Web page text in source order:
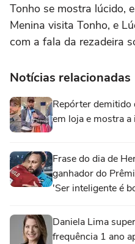
Tonho se mostra lúcido,
Menina visita Tonho, e
com a fala da rezadeira
Notícias relacionadas
Repórter
em loja e mostra
Frase do dia de
ganhador do
'Ser inteligente é
Daniela Lima
frequência 1 ano